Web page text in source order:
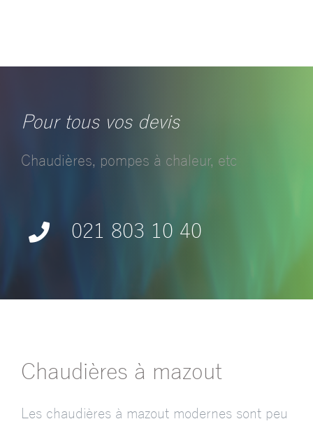
Pour tous vos devis
Chaudières, pompes à chaleur, etc
021 803 10 40
Chaudières à mazout
Les chaudières à mazout modernes sont peu